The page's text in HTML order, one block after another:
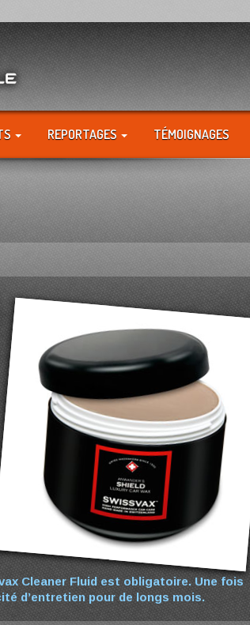
REPORTAGES TÉMOIGNAGES
Cleaner Fluidest obligatoire. Une fois
d’entretien pour de longs mois.